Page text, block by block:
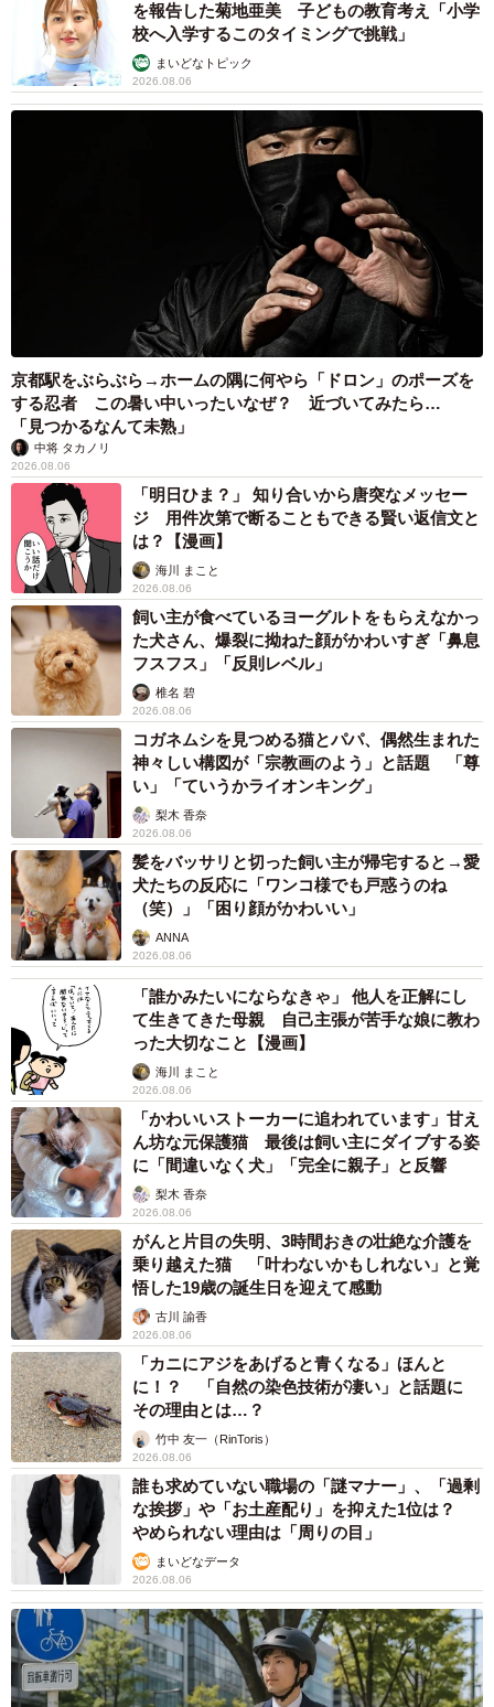
を報告した菊地亜美 子どもの教育考え「小学
校へ入学するこのタイミングで挑戦」
まいどなトピック
2026.08.06
京都駅をぶらぶら→ホームの隅に何やら「ドロン」のポーズを
する忍者 この暑い中いったいなぜ？ 近づいてみたら…
「見つかるなんて未熟」
中将 タカノリ
2026.08.06
「明日ひま？」 知り合いから唐突なメッセー
ジ 用件次第で断ることもできる賢い返信文と
は？【漫画】
海川 まこと
2026.08.06
飼い主が食べているヨーグルトをもらえなかっ
た犬さん、爆裂に拗ねた顔がかわいすぎ「鼻息
フスフス」「反則レベル」
椎名 碧
2026.08.06
コガネムシを見つめる猫とパパ、偶然生まれた
神々しい構図が「宗教画のよう」と話題 「尊
い」「ていうかライオンキング」
梨木 香奈
2026.08.06
髪をバッサリと切った飼い主が帰宅すると→愛
犬たちの反応に「ワンコ様でも戸惑うのね
（笑）」「困り顔がかわいい」
ANNA
2026.08.06
「誰かみたいにならなきゃ」 他人を正解にし
て生きてきた母親 自己主張が苦手な娘に教わ
った大切なこと【漫画】
海川 まこと
2026.08.06
「かわいいストーカーに追われています」甘え
ん坊な元保護猫 最後は飼い主にダイブする姿
に「間違いなく犬」「完全に親子」と反響
梨木 香奈
2026.08.06
がんと片目の失明、3時間おきの壮絶な介護を
乗り越えた猫 「叶わないかもしれない」と覚
悟した19歳の誕生日を迎えて感動
古川 諭香
2026.08.06
「カニにアジをあげると青くなる」ほんと
に！？ 「自然の染色技術が凄い」と話題に
その理由とは…？
竹中 友一（RinToris）
2026.08.06
誰も求めていない職場の「謎マナー」、「過剰
な挨拶」や「お土産配り」を抑えた1位は？
やめられない理由は「周りの目」
まいどなデータ
2026.08.06